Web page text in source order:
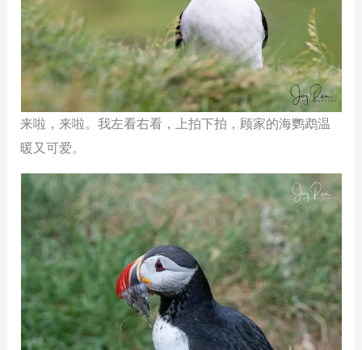
来啦，来啦。我左看右看，上拍下拍，顾家的海鹦鹉温
暖又可爱。